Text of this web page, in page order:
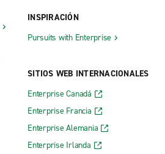
INSPIRACIÓN
Pursuits with Enterprise
SITIOS WEB INTERNACIONALES
Enterprise Canadá
Enterprise Francia
Enterprise Alemania
Enterprise Irlanda